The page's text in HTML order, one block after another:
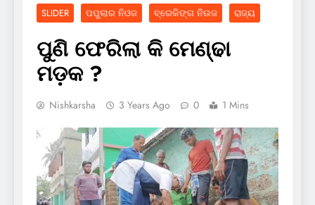
SLIDER ପପୁଲାର ନିଓଜ ବ୍ରେକିଙ୍ଗ ନିଉଜ ରାଜ୍ୟ
ପୁଣି ଫେରିଲା କି ମେଣ୍ଢା
ମଡ଼କ ?
Nishkarsha 3 Years Ago 0 1 Mins